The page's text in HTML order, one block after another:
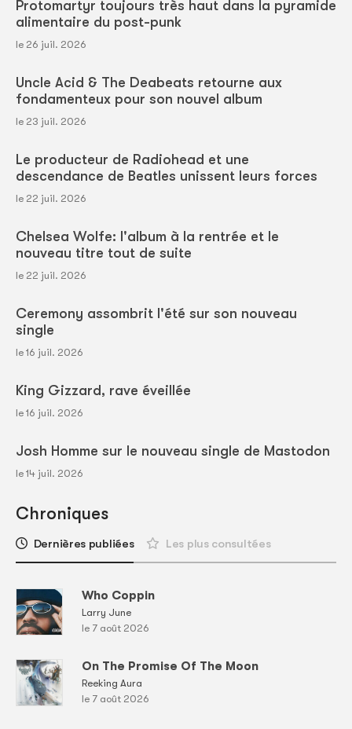
Protomartyr toujours très haut dans la pyramide
alimentaire du post-punk
le 26 juil. 2026
Uncle Acid & The Deabeats retourne aux
fondamenteux pour son nouvel album
le 23 juil. 2026
Le producteur de Radiohead et une
descendance de Beatles unissent leurs forces
le 22 juil. 2026
Chelsea Wolfe: l'album à la rentrée et le
nouveau titre tout de suite
le 22 juil. 2026
Ceremony assombrit l'été sur son nouveau
single
le 16 juil. 2026
King Gizzard, rave éveillée
le 16 juil. 2026
Josh Homme sur le nouveau single de Mastodon
le 14 juil. 2026
Chroniques
Dernières publiées Les plus consultées
Who Coppin
Larry June
le 7 août 2026
On The Promise Of The Moon
Reeking Aura
le 7 août 2026